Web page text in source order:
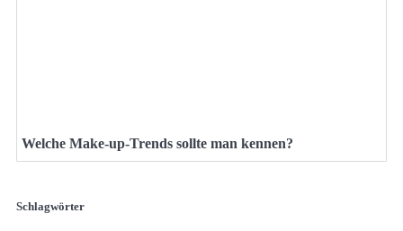
Welche Make-up-Trends sollte man kennen?
Schlagwörter